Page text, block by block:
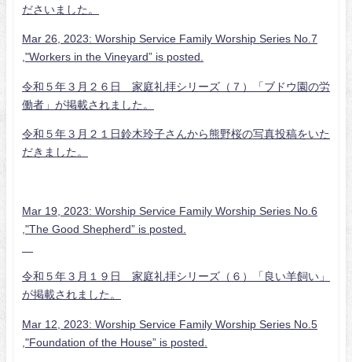
ださいました。
Mar 26, 2023: Worship Service Family Worship Series No.7
,"Workers in the Vineyard” is posted.
令和５年３月２６日 家庭礼拝シリーズ（７）「ブドウ園の労
働者」が掲載されました。
令和５年３月２１日鈴木玲子さんから熊野桜の写真投稿をいた
だきました。
Mar 19, 2023: Worship Service Family Worship Series No.6
,"The Good Shepherd” is posted.
令和５年３月１９日 家庭礼拝シリーズ（６）「良い羊飼い」
が掲載されました。
Mar 12, 2023: Worship Service Family Worship Series No.5
,"Foundation of the House” is posted.